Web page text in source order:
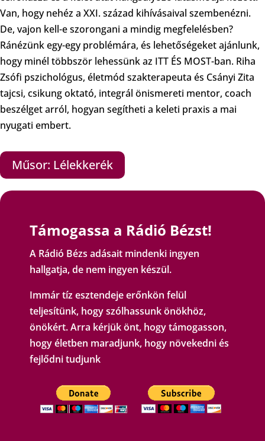
Van, hogy nehéz a XXI. század kihívásaival szembenézni.
De, vajon kell-e szorongani a mindig megfelelésben?
Ránézünk egy-egy problémára, és lehetőségeket ajánlunk,
hogy minél többször lehessünk az ITT ÉS MOST-ban. Riha
Zsófi pszichológus, életmód szakterapeuta és Csányi Zita
tajcsi, csikung oktató, integrál önismereti mentor, coach
beszélget arról, hogyan segítheti a keleti praxis a mai
nyugati embert.
Műsor: Lélekkerék
Támogassa a Rádió Bézst!
A Rádió Bézs adásait mindenki ingyen
hallgatja, de nem ingyen készül.
Immár tíz esztendeje erőnkön felül
teljesítünk, hogy szólhassunk önökhöz,
önökért. Arra kérjük önt, hogy támogasson,
hogy életben maradjunk, hogy növekedni és
fejlődni tudjunk